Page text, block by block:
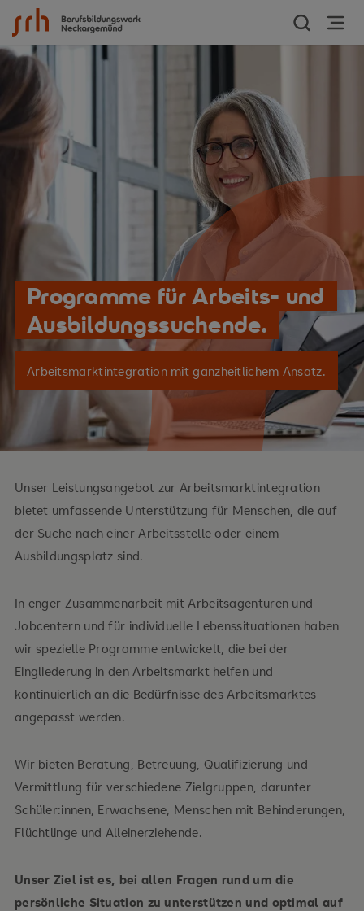
Zum Inhalt springen
Programme für Arbeits- und
Ausbildungssuchende.
Arbeitsmarktintegration mit ganzheitlichem Ansatz.
Unser Leistungsangebot zur Arbeitsmarktintegration
bietet umfassende Unterstützung für Menschen, die auf
der Suche nach einer Arbeitsstelle oder einem
Ausbildungsplatz sind.
In enger Zusammenarbeit mit Arbeitsagenturen und
Jobcentern und für individuelle Lebenssituationen haben
wir spezielle Programme entwickelt, die bei der
Eingliederung in den Arbeitsmarkt helfen und
kontinuierlich an die Bedürfnisse des Arbeitsmarktes
angepasst werden.
Wir bieten Beratung, Betreuung, Qualifizierung und
Vermittlung für verschiedene Zielgruppen, darunter
Schüler:innen, Erwachsene, Menschen mit Behinderungen,
Flüchtlinge und Alleinerziehende.
Unser Ziel ist es, bei allen Fragen rund um die
persönliche Situation zu unterstützen und optimal auf